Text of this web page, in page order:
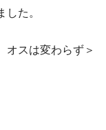
した。
オスは変わらず＞